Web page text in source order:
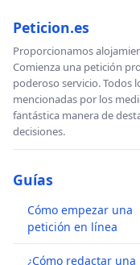
Peticion.es
Proporcionamos
Comienza una petición
poderoso servicio. Todos
mencionadas por los
fantástica manera de
decisiones.
Guías
Cómo empezar una
petición en línea
¿Cómo redactar una